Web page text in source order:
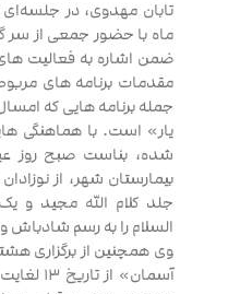
ماه با حضور جمعی از سر
ضمن اشاره به فعالیت
مقدمات برنامه های
جمله برنامه هایی که
یار» است. با هماهنگی
بیمارستان شهر، از
جلد کلام الله مجید و
السلام را به رسم شادباش و
وی همچنین از برگزاری